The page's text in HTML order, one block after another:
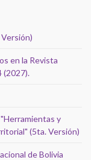
en la Revista
(2027).
y
(5ta. Versión)
de Bolivia